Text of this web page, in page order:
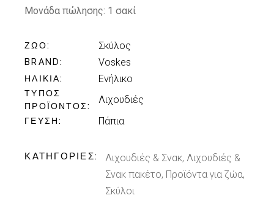
Μονάδα πώλησης: 1 σακί
ΖΏΟ Σκύλος
BRAND Voskes
ΗΛΙΚΊΑ Ενήλικo
ΤΎΠΟΣ
ΠΡΟΪΌΝΤΟΣ
Λιχουδιές
ΓΕΎΣΗ Πάπια
ΚΑΤΗΓΟΡΊΕΣ: Λιχουδιές & Σνακ, Λιχουδιές &
Σνακ πακέτο, Προϊόντα για ζώα,
Σκύλοι